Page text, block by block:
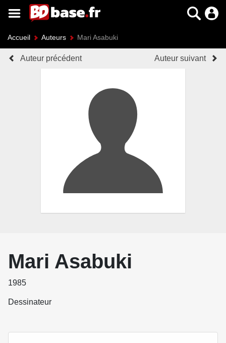
Accueil Auteurs Mari Asabuki
Auteur précédent Auteur suivant
Mari Asabuki
1985
Dessinateur